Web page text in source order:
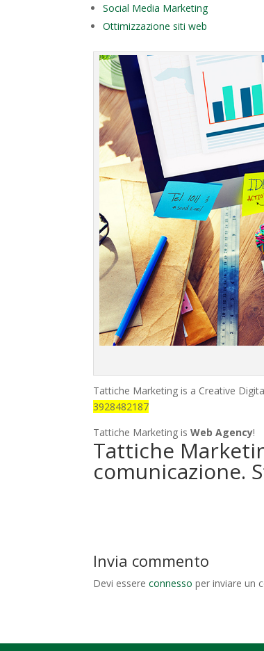
Social Media Marketing
Ottimizzazione siti web
Tattiche Marketing is a Creative
3928482187
Tattiche Marketing isWeb Agency!
Tattiche
comunicazione.
Invia commento
Devi essereconnesso per inviare un